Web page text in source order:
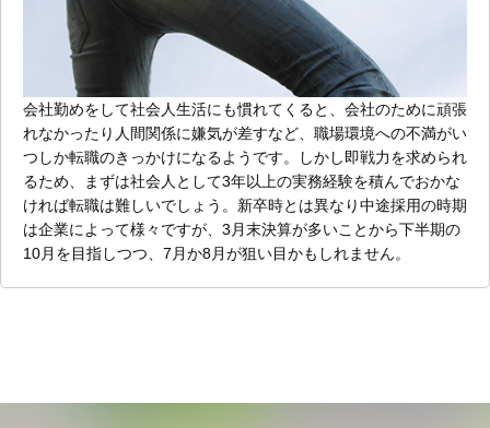
会社勤めをして社会人生活にも慣れてくると、会社のために頑張
れなかったり人間関係に嫌気が差すなど、職場環境への不満がい
つしか転職のきっかけになるようです。しかし即戦力を求められ
るため、まずは社会人として3年以上の実務経験を積んでおかな
ければ転職は難しいでしょう。新卒時とは異なり中途採用の時期
は企業によって様々ですが、3月末決算が多いことから下半期の
10月を目指しつつ、7月か8月が狙い目かもしれません。